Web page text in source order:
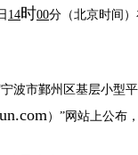
14时00分 （北京时间）
宁波市鄞州区基层小型
） ”网站上公布